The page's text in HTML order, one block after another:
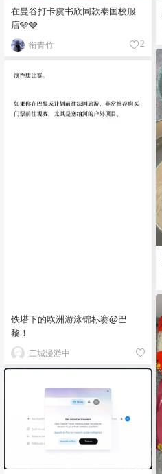
在曼谷打卡虞书欣同款泰国校服
店🩵🩶
衔青竹 2
铁塔下的欧洲游泳锦标赛@巴
黎！
三城漫游中